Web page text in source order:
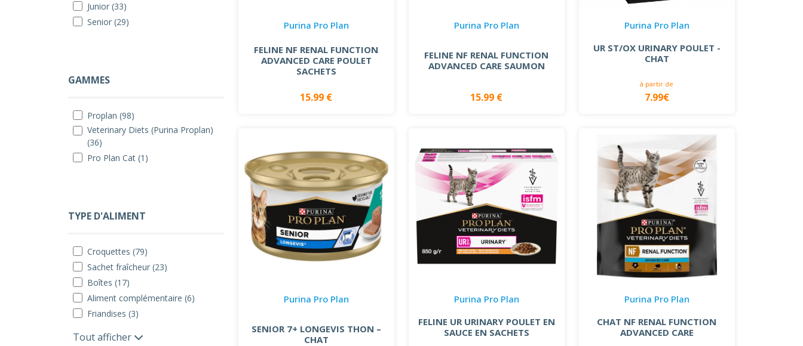
Junior (33)
Senior (29)
GAMMES
Proplan (98)
Veterinary Diets (Purina Proplan)
(36)
Pro Plan Cat (1)
TYPE D'ALIMENT
Croquettes (79)
Sachet fraîcheur (23)
Boîtes (17)
Aliment complémentaire (6)
Friandises (3)
Tout afficher
Purina Pro Plan
FELINE NF RENAL FUNCTION
ADVANCED CARE POULET
SACHETS
15.99 €
Purina Pro Plan
FELINE NF RENAL FUNCTION
ADVANCED CARE SAUMON
15.99 €
Purina Pro Plan
UR ST/OX URINARY POULET -
CHAT
à partir de
7.99€
Purina Pro Plan
SENIOR 7+ LONGEVIS THON –
CHAT
Purina Pro Plan
FELINE UR URINARY POULET EN
SAUCE EN SACHETS
Purina Pro Plan
CHAT NF RENAL FUNCTION
ADVANCED CARE